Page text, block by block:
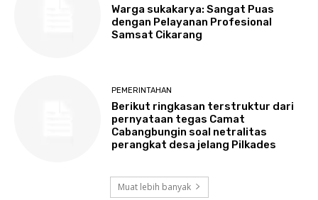
Warga sukakarya: Sangat Puas
dengan Pelayanan Profesional
Samsat Cikarang
PEMERINTAHAN
Berikut ringkasan terstruktur dari
pernyataan tegas Camat
Cabangbungin soal netralitas
perangkat desa jelang Pilkades
Muat lebih banyak